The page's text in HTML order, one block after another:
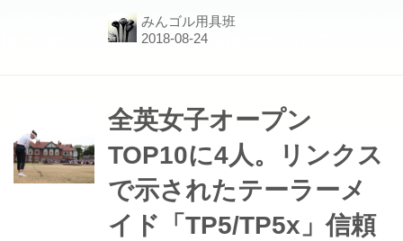
並み300ヤードを超えていた。打ち下
ろしのホールでもないのに311ヤード
44.25インチの短尺ドライバーを使
みんゴル用具班
全英女子オープン
TOP10に4人。リンクス
で示されたテーラーメ
イド「TP5/TP5x」信頼